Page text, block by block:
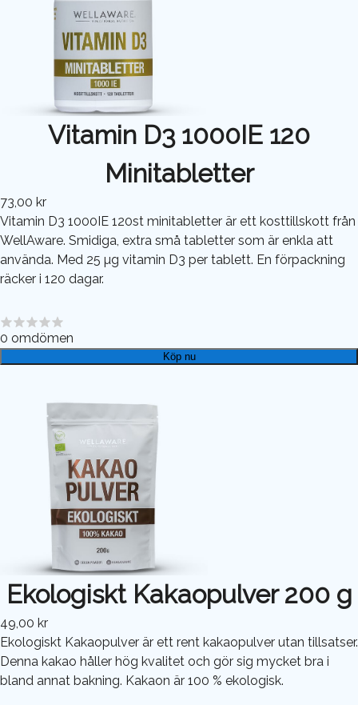
Vitamin D3 1000IE 120
Minitabletter
73,00 kr
Vitamin D3 1000IE 120st minitabletter är ett kosttillskott från
WellAware. Smidiga, extra små tabletter som är enkla att
använda. Med 25 µg vitamin D3 per tablett. En förpackning
räcker i 120 dagar.
0 omdömen
Köp nu
Ekologiskt Kakaopulver 200 g
49,00 kr
Ekologiskt Kakaopulver är ett rent kakaopulver utan tillsatser.
Denna kakao håller hög kvalitet och gör sig mycket bra i
bland annat bakning. Kakaon är 100 % ekologisk.